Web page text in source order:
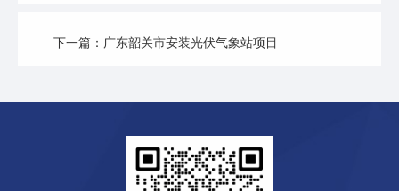
下一篇：广东韶关市安装光伏气象站项目